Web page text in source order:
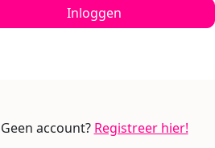
Inloggen
Geen account? Registreer hier!